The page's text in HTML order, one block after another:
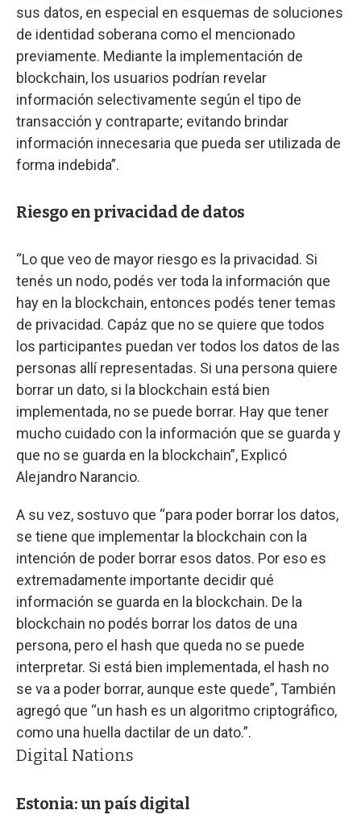
sus datos, en especial en esquemas de soluciones
de identidad soberana como el mencionado
previamente. Mediante la implementación de
blockchain, los usuarios podrían revelar
información selectivamente según el tipo de
transacción y contraparte; evitando brindar
información innecesaria que pueda ser utilizada de
forma indebida”.
Riesgo en privacidad de datos
“Lo que veo de mayor riesgo es la privacidad. Si
tenés un nodo, podés ver toda la información que
hay en la blockchain, entonces podés tener temas
de privacidad. Capáz que no se quiere que todos
los participantes puedan ver todos los datos de las
personas allí representadas. Si una persona quiere
borrar un dato, si la blockchain está bien
implementada, no se puede borrar. Hay que tener
mucho cuidado con la información que se guarda y
que no se guarda en la blockchain”, Explicó
Alejandro Narancio.
A su vez, sostuvo que “para poder borrar los datos,
se tiene que implementar la blockchain con la
intención de poder borrar esos datos. Por eso es
extremadamente importante decidir qué
información se guarda en la blockchain. De la
blockchain no podés borrar los datos de una
persona, pero el hash que queda no se puede
interpretar. Si está bien implementada, el hash no
se va a poder borrar, aunque este quede”, También
agregó que “un hash es un algoritmo criptográfico,
como una huella dactilar de un dato.”.
Digital Nations
Estonia: un país digital